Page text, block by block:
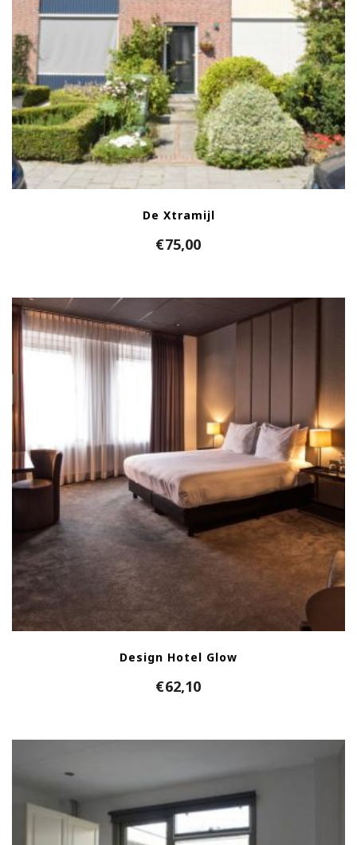
De Xtramijl
€75,00
Design Hotel Glow
€62,10